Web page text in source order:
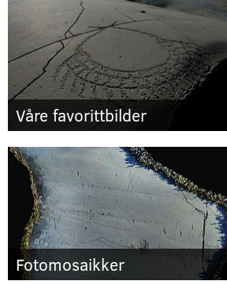
Våre favorittbilder
Fotomosaikker